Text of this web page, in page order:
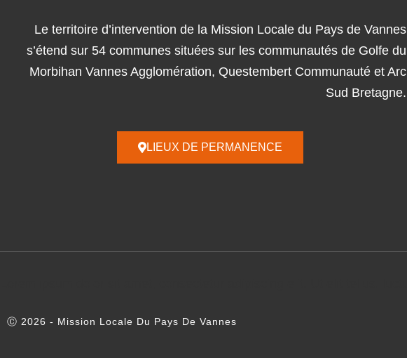
Le territoire d’intervention de la Mission Locale du Pays de Vannes
s’étend sur 54 communes situées sur les communautés de Golfe du
Morbihan Vannes Agglomération, Questembert Communauté et Arc
Sud Bretagne.
LIEUX DE PERMANENCE
Ⓒ 2026 - Mission Locale Du Pays De Vannes